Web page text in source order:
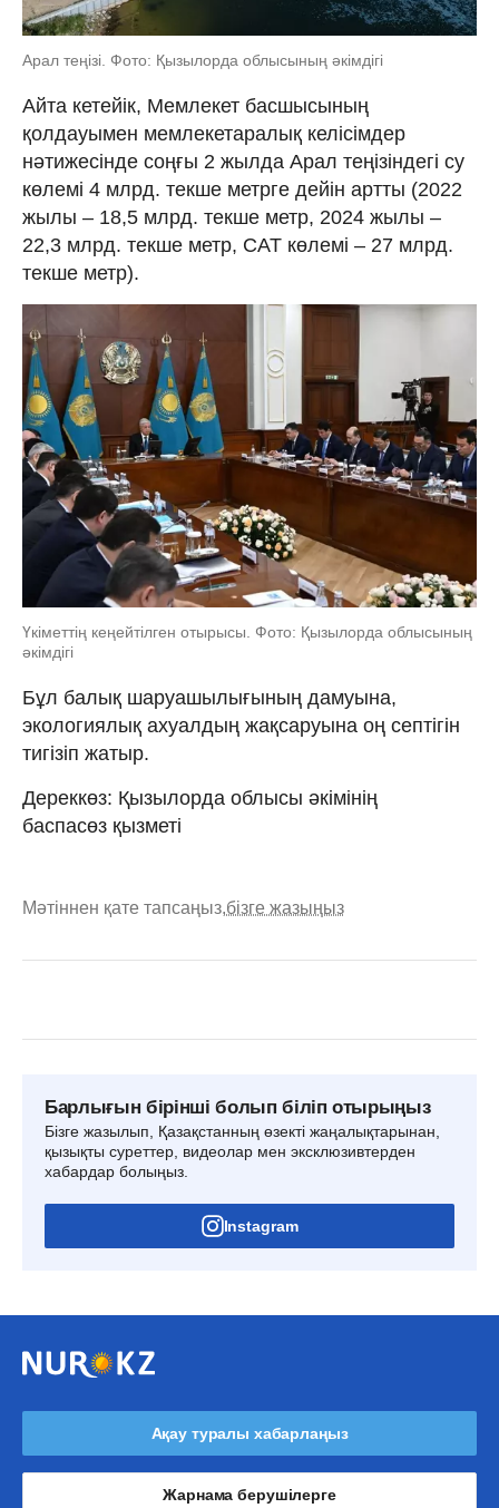
Арал теңізі. Фото: Қызылорда облысының әкімдігі
Айта кетейік, Мемлекет басшысының
қолдауымен мемлекетаралық келісімдер
нәтижесінде соңғы 2 жылда Арал теңізіндегі су
көлемі 4 млрд. текше метрге дейін артты (2022
жылы – 18,5 млрд. текше метр, 2024 жылы –
22,3 млрд. текше метр, САТ көлемі – 27 млрд.
текше метр).
Үкіметтің кеңейтілген отырысы. Фото: Қызылорда облысының
әкімдігі
Бұл балық шаруашылығының дамуына,
экологиялық ахуалдың жақсаруына оң септігін
тигізіп жатыр.
Дереккөз: Қызылорда облысы әкімінің
баспасөз қызметі
Мәтіннен қате тапсаңыз,бізге жазыңыз
Барлығын бірінші болып біліп отырыңыз
Бізге жазылып, Қазақстанның өзекті жаңалықтарынан,
қызықты суреттер, видеолар мен эксклюзивтерден
хабардар болыңыз.
Instagram
Ақау туралы хабарлаңыз
Жарнама берушілерге